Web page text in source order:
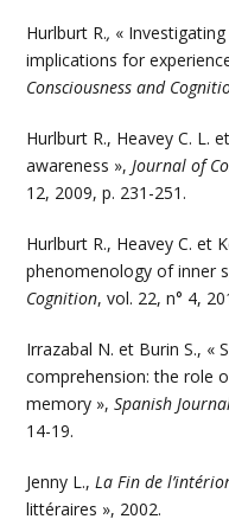
Hurlburt R., «
implications for
Consciousness and
Hurlburt R., Heavey C. L.
awareness », Journal of
12, 2009, p. 231-251.
Hurlburt R., Heavey C. et
phenomenology of inner
Cognition, vol. 22, n° 4,
Irrazabal N. et Burin S., «
comprehension: the role
memory »,Spanish
14-19.
Jenny L., La Fin de
littéraires », 2002.